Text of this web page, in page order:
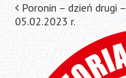
Post
navigation
Poronin – dzień drugi –
05.02.2023 r.